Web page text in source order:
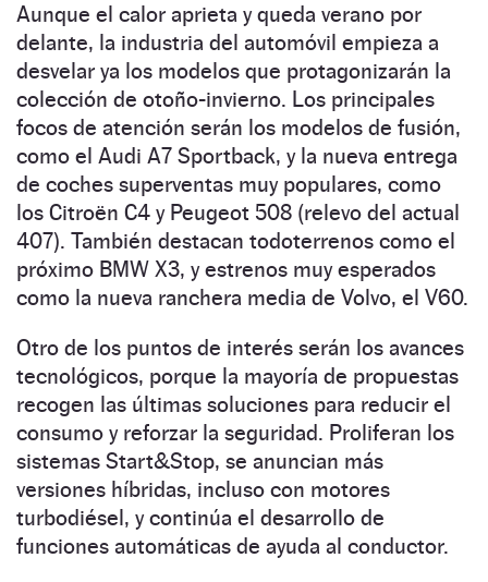
Aunque el calor aprieta y queda verano por
delante, la industria del automóvil empieza a
desvelar ya los modelos que protagonizarán la
colección de otoño-invierno. Los principales
focos de atención serán los modelos de fusión,
como el Audi A7 Sportback, y la nueva entrega
de coches superventas muy populares, como
los Citroën C4 y Peugeot 508 (relevo del actual
407). También destacan todoterrenos como el
próximo BMW X3, y estrenos muy esperados
como la nueva ranchera media de Volvo, el V60.
Otro de los puntos de interés serán los avances
tecnológicos, porque la mayoría de propuestas
recogen las últimas soluciones para reducir el
consumo y reforzar la seguridad. Proliferan los
sistemas Start&Stop, se anuncian más
versiones híbridas, incluso con motores
turbodiésel, y continúa el desarrollo de
funciones automáticas de ayuda al conductor.